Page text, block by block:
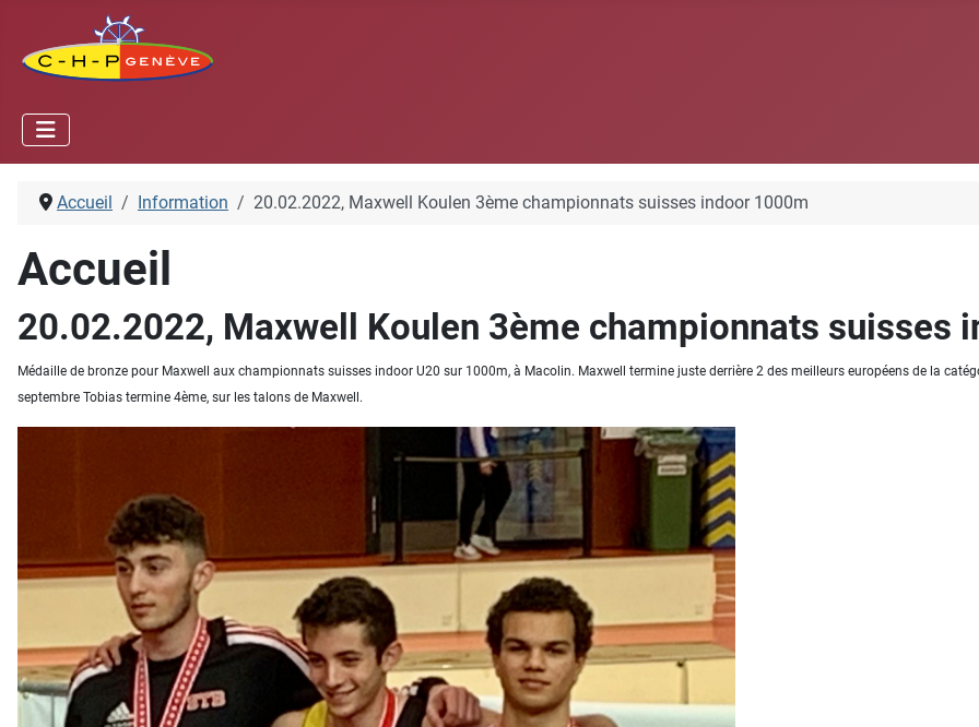
Accueil Information 20.02.2022, Maxwell Koulen 3ème championnats suisses indoor 1000m
Accueil
20.02.2022, Maxwell Koulen 3ème championnats suisses
Médaille de bronze pour Maxwell aux championnats suisses indoor U20 sur 1000m, à Macolin. Maxwell termine juste derrière 2 des meilleurs européens de la
septembre Tobias termine 4ème, sur les talons de Maxwell.